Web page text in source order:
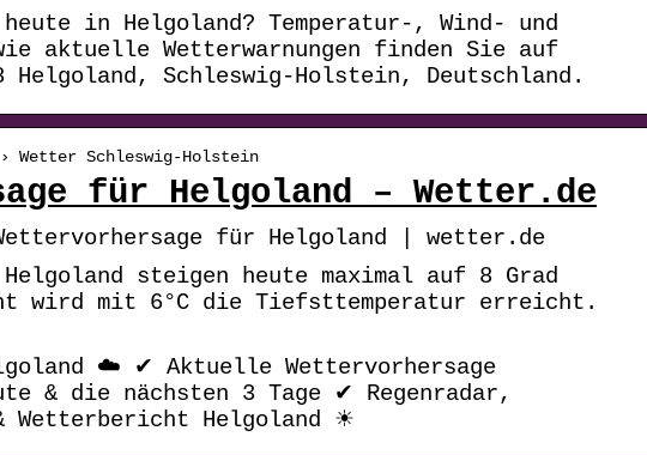
in Helgoland? Temperatur-, Wind- und
aktuelle Wetterwarnungen finden Sie auf
Helgoland, Schleswig-Holstein, Deutschland.
Wetter Schleswig-Holstein
für Helgoland – Wetter.de
für Helgoland | wetter.de
steigen heute maximal auf 8 Grad
wird mit 6°C die Tiefsttemperatur erreicht.
☁️ ✔ Aktuelle Wettervorhersage
& die nächsten 3 Tage ✔ Regenradar,
Wetterbericht Helgoland ☀